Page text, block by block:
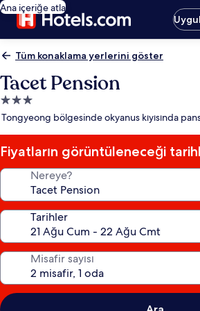
Ana içeriğe atla
Tüm konaklama yerlerini göster
Tacet Pension
3.0
yıldızlı
yeri
Tongyeong bölgesinde okyanus kıyısında
Fiyatların görüntüleneceği
Nereye?
Tarihler
Misafir sayısı